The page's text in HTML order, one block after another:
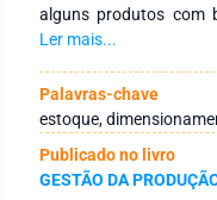
alguns produtos com
definindo as
implantação dos lotes
processo e coleta de
produção do setor,
necessário a
sistema de porta
Ler mais...
Palavras-chave
estoque,
Publicado no livro
GESTÃO DA